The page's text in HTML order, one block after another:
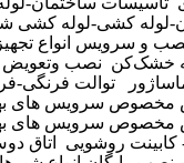
لوله کشی-لوله کشی
و سرویس انواع
خشککن نصب وتعویض
توالت فرنگی-
مخصوص سرویس های
مخصوص سرویس های
روشویی
اتاق